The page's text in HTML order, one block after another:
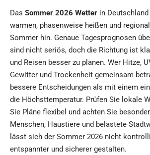
Das Sommer 2026 Wetter in
warmen, phasenweise heißen und
Sommer hin. Genaue Tagesprognosen
sind nicht seriös, doch die Richtung ist
und Reisen besser zu planen. Wer Hitze,
Gewitter und Trockenheit gemeinsam
bessere Entscheidungen als mit einem
die Höchsttemperatur. Prüfen Sie lokale
Sie Pläne flexibel und achten Sie
Menschen, Haustiere und belastete
lässt sich der Sommer 2026 nicht
entspannter und sicherer gestalten.